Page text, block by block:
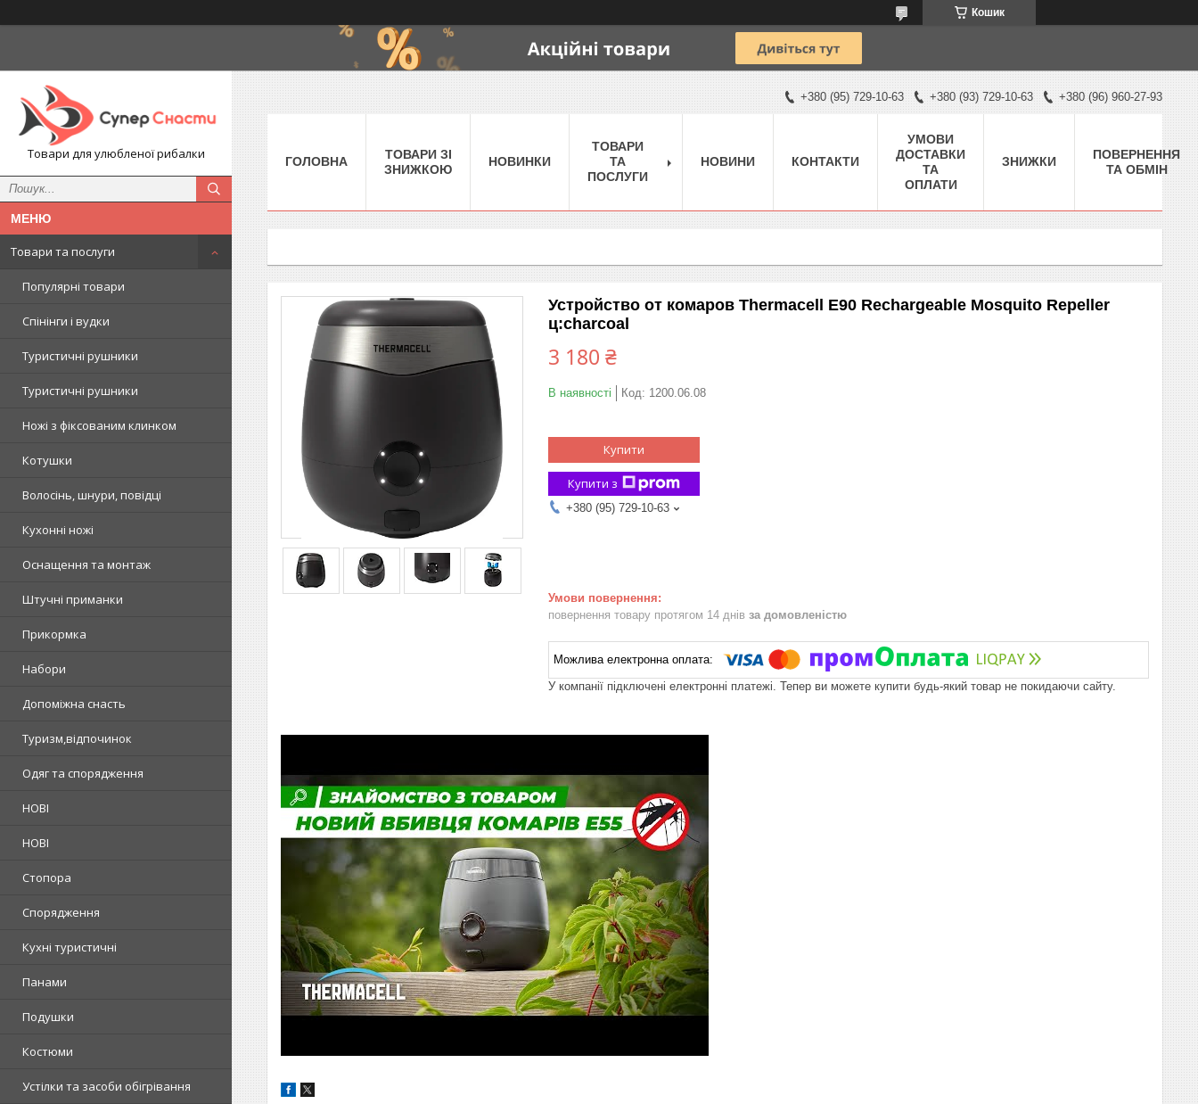
Кошик
Товари для улюбленої рибалки
Товари та послуги
Популярні товари
Спінінги і вудки
Туристичні рушники
Туристичні рушники
Ножі з фіксованим клинком
Котушки
Волосінь, шнури, повідці
Кухонні ножі
Оснащення та монтаж
Штучні приманки
Прикормка
Набори
Допоміжна снасть
Туризм,відпочинок
Одяг та спорядження
НОВІ
НОВІ
Стопора
Спорядження
Кухні туристичні
Панами
Подушки
Костюми
Устілки та засоби обігрівання
+380 (95) 729-10-63 +380 (93) 729-10-63 +380 (96) 960-27-93
ГОЛОВНА
ТОВАРИ ЗІ
ЗНИЖКОЮ
НОВИНКИ
ТОВАРИ
ТА
ПОСЛУГИ
НОВИНИ КОНТАКТИ
УМОВИ
ДОСТАВКИ
ТА
ОПЛАТИ
ЗНИЖКИ
ПОВЕРНЕННЯ
ТА ОБМІН
Устройство от комаров Thermacell E90 Rechargeable Mosquito Repeller
ц:charcoal
3 180 ₴
В наявності Код: 1200.06.08
Купити
Купити з
+380 (95) 729-10-63
повернення товару протягом 14 днів за домовленістю
У компанії підключені електронні платежі. Тепер ви можете купити будь-який товар не покидаючи сайту.